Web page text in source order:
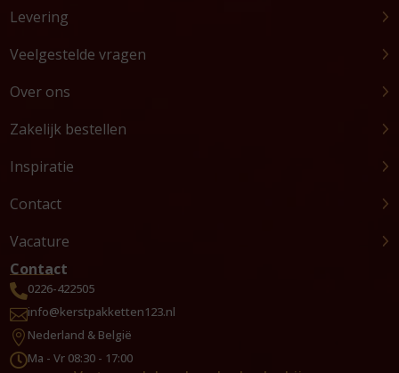
Levering
Veelgestelde vragen
Over ons
Zakelijk bestellen
Inspiratie
Contact
Vacature
Contact
0226-422505
info@kerstpakketten123.nl
 Nederland & België
Ma - Vr 08:30 - 17:00